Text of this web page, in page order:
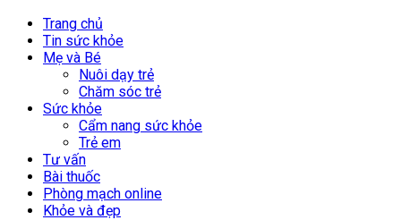
Trang chủ
Tin sức khỏe
Mẹ và Bé
Nuôi dạy trẻ
Chăm sóc trẻ
Sức khỏe
Cẩm nang sức khỏe
Trẻ em
Tư vấn
Bài thuốc
Phòng mạch online
Khỏe và đẹp